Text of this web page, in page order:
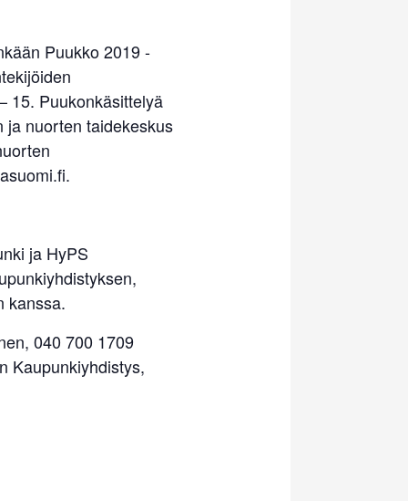
Puukko 2019 -
15. Puukonkäsittelyä
ja nuorten taidekeskus
ja HyPS
kanssa.
040 700 1709
Kaupunkiyhdistys,